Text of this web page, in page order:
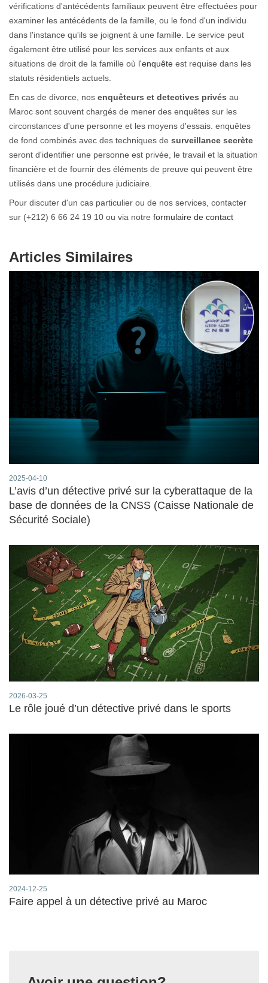
vérifications d'antécédents familiaux peuvent être effectuées pour
examiner les antécédents de la famille, ou le fond d'un individu
dans l'instance qu'ils se joignent à une famille. Le service peut
également être utilisé pour les services aux enfants et aux
situations de droit de la famille où l'enquête est requise dans les
statuts résidentiels actuels.
En cas de divorce, nos enquêteurs et detectives privés au
Maroc sont souvent chargés de mener des enquêtes sur les
circonstances d'une personne et les moyens d'essais. enquêtes
de fond combinés avec des techniques de surveillance secrète
seront d'identifier une personne est privée, le travail et la situation
financière et de fournir des éléments de preuve qui peuvent être
utilisés dans une procédure judiciaire.
Pour discuter d'un cas particulier ou de nos services, contacter
sur (+212) 6 66 24 19 10 ou via notre formulaire de contact
Articles Similaires
2025-04-10
L’avis d’un détective privé sur la cyberattaque de la
base de données de la CNSS (Caisse Nationale de
Sécurité Sociale)
2026-03-25
Le rôle joué d’un détective privé dans le sports
2024-12-25
Faire appel à un détective privé au Maroc